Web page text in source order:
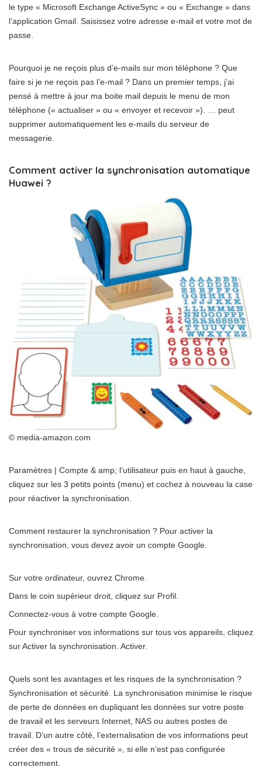
le type « Microsoft Exchange ActiveSync » ou « Exchange » dans
l’application Gmail. Saisissez votre adresse e-mail et votre mot de
passe.
Pourquoi je ne reçois plus d’e-mails sur mon téléphone ? Que
faire si je ne reçois pas l’e-mail ? Dans un premier temps, j’ai
pensé à mettre à jour ma boite mail depuis le menu de mon
téléphone (« actualiser » ou « envoyer et recevoir »). … peut
supprimer automatiquement les e-mails du serveur de
messagerie.
Comment activer la synchronisation automatique
Huawei ?
© media-amazon.com
Paramètres | Compte & amp; l’utilisateur puis en haut à gauche,
cliquez sur les 3 petits points (menu) et cochez à nouveau la case
pour réactiver la synchronisation.
Comment restaurer la synchronisation ? Pour activer la
synchronisation, vous devez avoir un compte Google.
Sur votre ordinateur, ouvrez Chrome.
Dans le coin supérieur droit, cliquez sur Profil.
Connectez-vous à votre compte Google.
Pour synchroniser vos informations sur tous vos appareils, cliquez
sur Activer la synchronisation. Activer.
Quels sont les avantages et les risques de la synchronisation ?
Synchronisation et sécurité. La synchronisation minimise le risque
de perte de données en dupliquant les données sur votre poste
de travail et les serveurs Internet, NAS ou autres postes de
travail. D’un autre côté, l’externalisation de vos informations peut
créer des « trous de sécurité », si elle n’est pas configurée
correctement.